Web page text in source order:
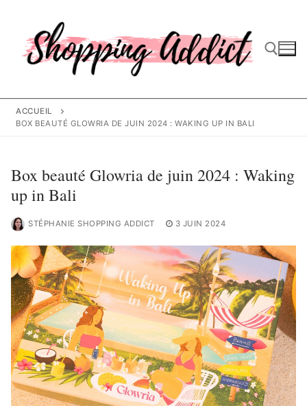
contenu
ACCUEIL
BOX BEAUTÉ GLOWRIA DE JUIN 2024 : WAKING UP IN BALI
Box beauté Glowria de juin 2024 : Waking
up in Bali
STÉPHANIE SHOPPING ADDICT 3 JUIN 2024